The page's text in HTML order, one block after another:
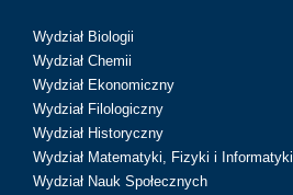
Wydział Biologii
Wydział Chemii
Wydział Ekonomiczny
Wydział Filologiczny
Wydział Historyczny
Wydział Matematyki, Fizyki i Informatyki
Wydział Nauk Społecznych